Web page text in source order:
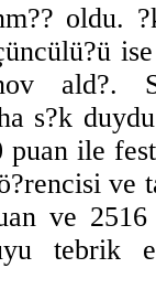
oldu.
ald?.
s?k
puan ile
ve
ve
tebrik